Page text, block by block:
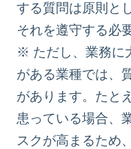
する質問は原則と
それを遵守する必
※ ただし、業務に
がある業種では、
があります。たと
患っている場合、
スクが高まるため